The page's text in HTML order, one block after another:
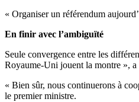
« Organiser un référendum
En finir avec l’ambiguïté
Seule convergence entre les
Royaume-Uni jouent la montre »,
« Bien sûr, nous continuerons à
le premier ministre.